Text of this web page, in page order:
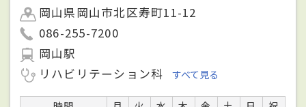
岡山県岡山市北区寿町11-12
086-255-7200
岡山駅
リハビリテーション科
すべて見る